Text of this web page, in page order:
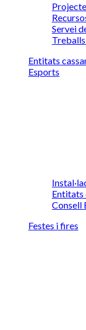
Servei
Entitats
Esports
Entitats
Consell
Festes i fires